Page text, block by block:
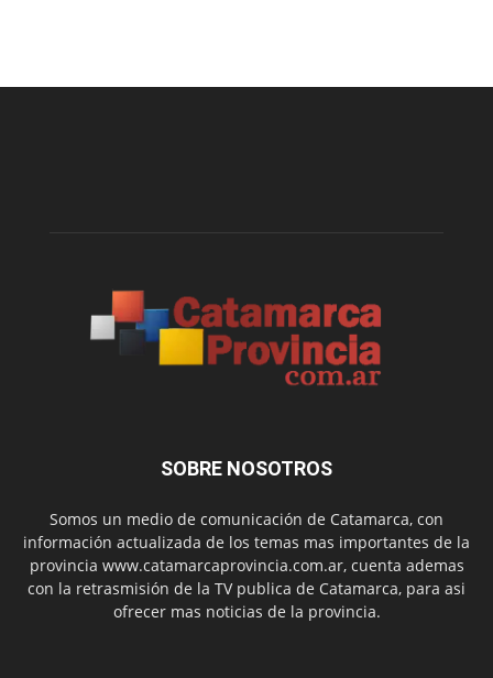
SOBRE NOSOTROS
Somos un medio de comunicación de Catamarca, con
información actualizada de los temas mas importantes de la
provincia www.catamarcaprovincia.com.ar, cuenta ademas
con la retrasmisión de la TV publica de Catamarca, para asi
ofrecer mas noticias de la provincia.